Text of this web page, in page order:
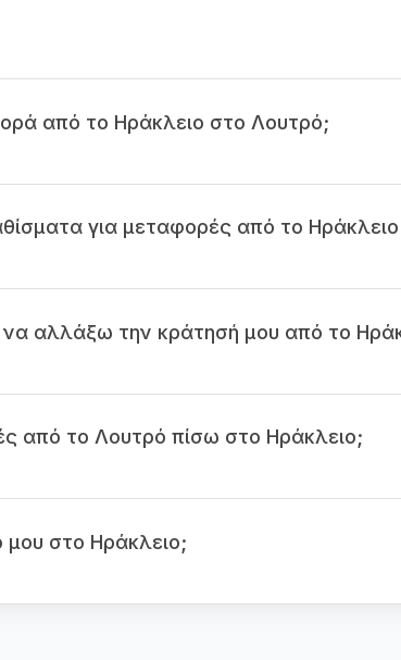
από το Ηράκλειο στο Λουτρό;
για μεταφορές από το
αλλάξω την κράτησή μου από το
από το Λουτρό πίσω στο Ηράκλειο;
στο Ηράκλειο;